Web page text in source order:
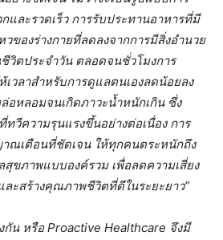
และรวดเร็ว การรับประทานอาหารที่มี
วของร่างกายที่ลดลงจากการมีสิ่งอำนวย
วิตประจำวัน ตลอดจนชั่วโมงการ
เวลาสำหรับการดูแลตนเองลดน้อยลง
อหลอมจนเกิดภาวะน้ำหนักเกิน ซึ่ง
วีความรุนแรงขึ้นอย่างต่อเนื่อง การ
ณเตือนที่ชัดเจน ให้ทุกคนตระหนักถึง
ขภาพแบบองค์รวม เพื่อลดความเสี่ยง
ละสร้างคุณภาพชีวิตที่ดีในระยะยาว”
กัน หรือProactive Healthcare จึงมี